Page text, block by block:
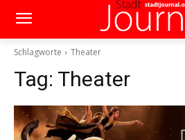
Schlagworte Theater
Tag: Theater